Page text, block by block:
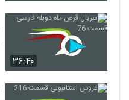
۳۶:۴۰